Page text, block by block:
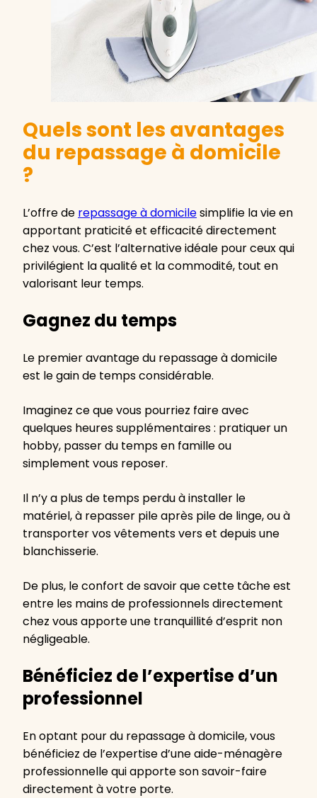
Quels sont les avantages
du repassage à domicile
?
L’offre de repassage à domicilesimplifie la vie en
apportant praticité et efficacité directement
chez vous. C’est l’alternative idéale pour ceux qui
privilégient la qualité et la commodité, tout en
valorisant leur temps.
Gagnez du temps
Le premier avantage du repassage à domicile
est le gain de temps considérable.
Imaginez ce que vous pourriez faire avec
quelques heures supplémentaires : pratiquer un
hobby, passer du temps en famille ou
simplement vous reposer.
Il n’y a plus de temps perdu à installer le
matériel, à repasser pile après pile de linge, ou à
transporter vos vêtements vers et depuis une
blanchisserie.
De plus, le confort de savoir que cette tâche est
entre les mains de professionnels directement
chez vous apporte une tranquillité d’esprit non
négligeable.
Bénéficiez de l’expertise d’un
professionnel
En optant pour du repassage à domicile, vous
bénéficiez de l’expertise d’une aide-ménagère
professionnelle qui apporte son savoir-faire
directement à votre porte.